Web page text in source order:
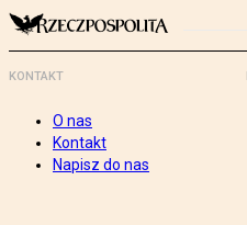
KONTAKT
O nas
Kontakt
Napisz do nas